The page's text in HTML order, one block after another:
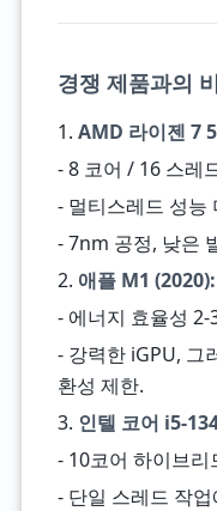
경쟁 제품과의
1. AMD 라이젠 7
- 8 코어 / 16 스레
- 멀티스레드 성능
- 7nm 공정, 낮은
2. 애플 M1 (2020):
- 에너지 효율성 2-
- 강력한 iGPU, 그
환성 제한.
3. 인텔 코어 i5-
- 10코어 하이브리
- 단일 스레드 작